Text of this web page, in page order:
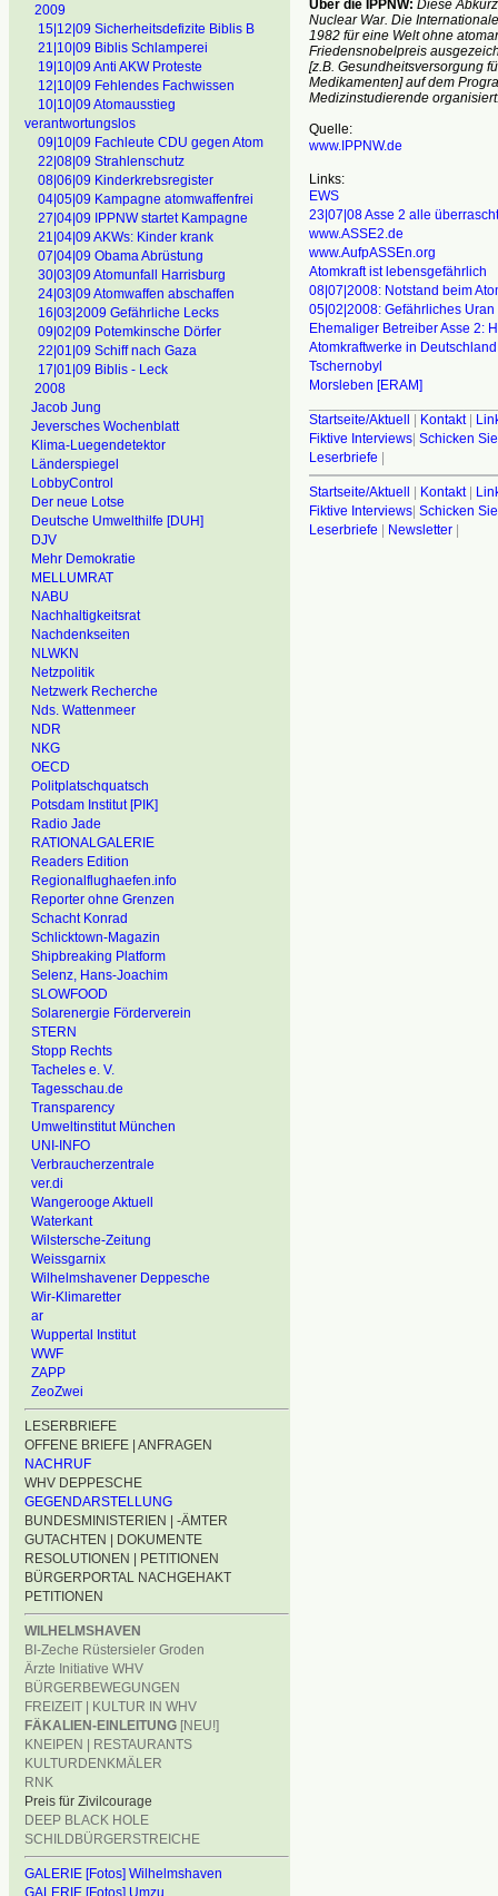
2009
15|12|09 Sicherheitsdefizite Biblis B
21|10|09 Biblis Schlamperei
19|10|09 Anti AKW Proteste
12|10|09 Fehlendes Fachwissen
10|10|09 Atomausstieg
verantwortungslos
09|10|09 Fachleute CDU gegen Atom
22|08|09 Strahlenschutz
08|06|09 Kinderkrebsregister
04|05|09 Kampagne atomwaffenfrei
27|04|09 IPPNW startet Kampagne
21|04|09 AKWs: Kinder krank
07|04|09 Obama Abrüstung
30|03|09 Atomunfall Harrisburg
24|03|09 Atomwaffen abschaffen
16|03|2009 Gefährliche Lecks
09|02|09 Potemkinsche Dörfer
22|01|09 Schiff nach Gaza
17|01|09 Biblis - Leck
2008
Jacob Jung
Jeversches Wochenblatt
Klima-Luegendetektor
Länderspiegel
LobbyControl
Der neue Lotse
Deutsche Umwelthilfe [DUH]
DJV
Mehr Demokratie
MELLUMRAT
NABU
Nachhaltigkeitsrat
Nachdenkseiten
NLWKN
Netzpolitik
Netzwerk Recherche
Nds. Wattenmeer
NDR
NKG
OECD
Politplatschquatsch
Potsdam Institut [PIK]
Radio Jade
RATIONALGALERIE
Readers Edition
Regionalflughaefen.info
Reporter ohne Grenzen
Schacht Konrad
Schlicktown-Magazin
Shipbreaking Platform
Selenz, Hans-Joachim
SLOWFOOD
Solarenergie Förderverein
STERN
Stopp Rechts
Tacheles e. V.
Tagesschau.de
Transparency
Umweltinstitut München
UNI-INFO
Verbraucherzentrale
ver.di
Wangerooge Aktuell
Waterkant
Wilstersche-Zeitung
Weissgarnix
Wilhelmshavener Deppesche
Wir-Klimaretter
ar
Wuppertal Institut
WWF
ZAPP
ZeoZwei
LESERBRIEFE
OFFENE BRIEFE | ANFRAGEN
NACHRUF
WHV DEPPESCHE
GEGENDARSTELLUNG
BUNDESMINISTERIEN | -ÄMTER
GUTACHTEN | DOKUMENTE
RESOLUTIONEN | PETITIONEN
BÜRGERPORTAL NACHGEHAKT
PETITIONEN
WILHELMSHAVEN
BI-Zeche Rüstersieler Groden
Ärzte Initiative WHV
BÜRGERBEWEGUNGEN
FREIZEIT | KULTUR IN WHV
FÄKALIEN-EINLEITUNG [NEU!]
KNEIPEN | RESTAURANTS
KULTURDENKMÄLER
RNK
Preis für Zivilcourage
DEEP BLACK HOLE
SCHILDBÜRGERSTREICHE
GALERIE [Fotos] Wilhelmshaven
GALERIE [Fotos] Umzu
Über die IPPNW: Diese
Nuclear War. Die
1982 für eine Welt ohne
Friedensnobelpreis
[z.B. Gesundheitsversorgung
Medikamenten] auf dem
Medizinstudierende
Quelle:
www.IPPNW.de
Links:
EWS
23|07|08 Asse 2 alle überrascht
www.ASSE2.de
www.AufpASSEn.org
Atomkraft ist lebensgefährlich
08|07|2008: Notstand beim
05|02|2008: Gefährliches Uran
Ehemaliger Betreiber Asse 2:
Atomkraftwerke in Deutschland
Tschernobyl
Morsleben [ERAM]
Startseite/Aktuell | Kontakt|
Fiktive Interviews| Schicken
Leserbriefe |
Startseite/Aktuell | Kontakt|
Fiktive Interviews| Schicken
Leserbriefe | Newsletter|